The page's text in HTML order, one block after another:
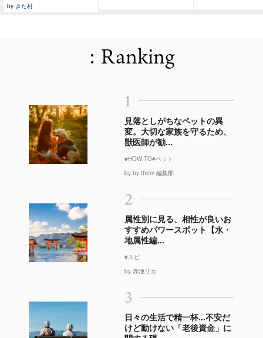
by きた村
: Ranking
1
見落としがちなペットの異
変。大切な家族を守るため、
獣医師が勧...
#HOW TO#ペット
by by them 編集部
2
属性別に見る、相性が良いお
すすめパワースポット【水・
地属性編...
#スピ
by 赤池リカ
3
日々の生活で精一杯…不安だ
けど動けない「老後資金」に